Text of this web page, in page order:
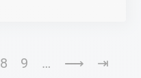
8 9 … ⟶ ⇥